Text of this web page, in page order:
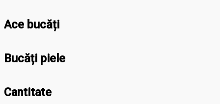
Ace bucăți
Bucăți piele
Cantitate